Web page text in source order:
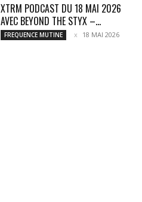
XTRM PODCAST DU 18 MAI 2026
AVEC BEYOND THE STYX –...
FREQUENCE MUTINE 18 MAI 2026